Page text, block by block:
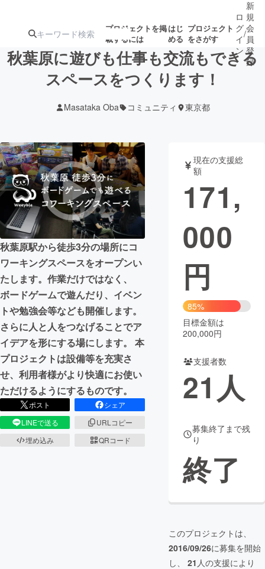
プロジェクトを掲
載するには
はじ
める
プロジェクト
をさがす
ターン
ジェクト
募集終了が近いプ
ロジェクト
アート・写真 音楽
テクノロジー・ガジェット ゲーム・サ
映像・映画
ビジネス・起業
まちづくり・地域活性化
CAMPFIRE for Social Good
CAMPFIRE Creation
CAMPFIREふるさと納税machi-ya コミュニティ
ロ
グ
イ
ン
/
新
規
会
員
登
録
秋葉原に遊びも仕事も交流もできる
スペースをつくります！
Masataka Oba コミュニティ 東京都
秋葉原駅から徒歩3分の場所にコ
ワーキングスペースをオープンい
たします。作業だけではなく、
ボードゲームで遊んだり、イベン
トや勉強会等なども開催します。
さらに人と人をつなげることでア
イデアを形にする場にします。 本
プロジェクトは設備等を充実さ
せ、利用者様がより快適にお使い
ただけるようにするものです。
ポスト
シェア
LINEで送る
URLコピー
埋め込み
QRコード
現在の支援総
額
171,
000
円
85%
目標金額は
200,000円
支援者数
21 人
募集終了まで残
り
終了
このプロジェクトは、
2016/09/26に募集を開始
し、 21 人の支援により